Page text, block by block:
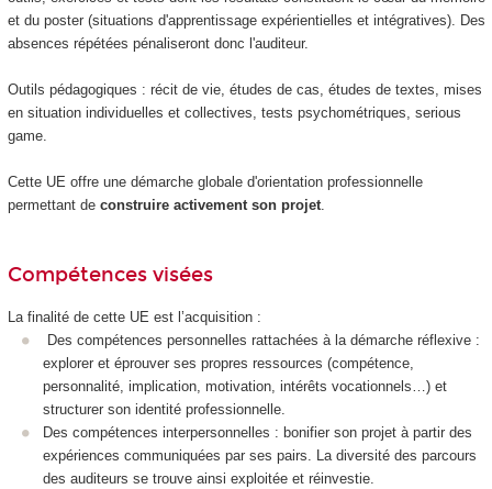
et du poster (situations d'apprentissage expérientielles et intégratives). Des
absences répétées pénaliseront donc l'auditeur.
Outils pédagogiques : récit de vie, études de cas, études de textes, mises
en situation individuelles et collectives, tests psychométriques, serious
game.
Cette UE offre une démarche globale d'orientation professionnelle
permettant de construire activement son projet.
Compétences visées
La finalité de cette UE est l’acquisition :
Des compétences personnelles rattachées à la démarche réflexive :
explorer et éprouver ses propres ressources (compétence,
personnalité, implication, motivation, intérêts vocationnels…) et
structurer son identité professionnelle.
Des compétences interpersonnelles : bonifier son projet à partir des
expériences communiquées par ses pairs. La diversité des parcours
des auditeurs se trouve ainsi exploitée et réinvestie.